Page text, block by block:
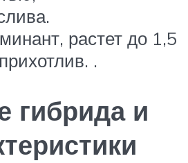
растет до 1,5
.
гибрида и